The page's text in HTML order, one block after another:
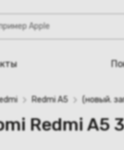
3GB/64GB
Redmi A5 (новый.
Redmi